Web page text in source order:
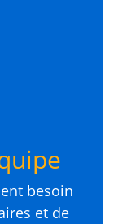
besoin
et de